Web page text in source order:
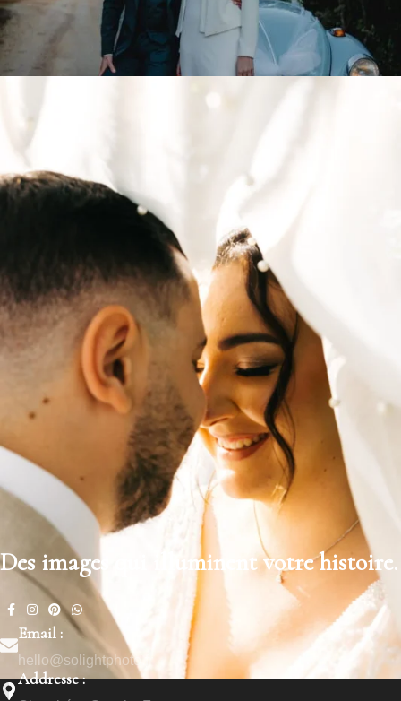
Marine & Yanis
Des images qui illuminent votre histoire.
Email :
hello@solightphoto.fr
Addresse :